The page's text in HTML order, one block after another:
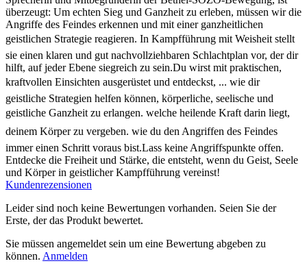
überzeugt: Um echten Sieg und Ganzheit zu erleben, müssen wir die
Angriffe des Feindes erkennen und mit einer ganzheitlichen
geistlichen Strategie reagieren. In Kampfführung mit Weisheit stellt
sie einen klaren und gut nachvollziehbaren Schlachtplan vor, der dir
hilft, auf jeder Ebene siegreich zu sein.Du wirst mit praktischen,
kraftvollen Einsichten ausgerüstet und entdeckst, ... wie dir
geistliche Strategien helfen können, körperliche, seelische und
geistliche Ganzheit zu erlangen. welche heilende Kraft darin liegt,
deinem Körper zu vergeben. wie du den Angriffen des Feindes
immer einen Schritt voraus bist.Lass keine Angriffspunkte offen.
Entdecke die Freiheit und Stärke, die entsteht, wenn du Geist, Seele
und Körper in geistlicher Kampfführung vereinst!
Kundenrezensionen
Leider sind noch keine Bewertungen vorhanden. Seien Sie der
Erste, der das Produkt bewertet.
Sie müssen angemeldet sein um eine Bewertung abgeben zu
können. Anmelden